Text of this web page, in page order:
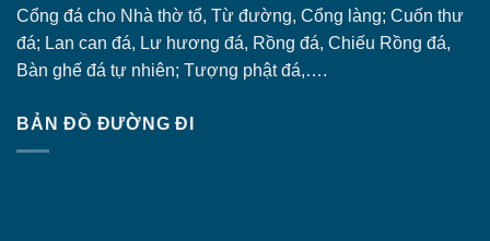
Cổng đá cho Nhà thờ tổ, Từ đường, Cổng làng; Cuốn thư
đá; Lan can đá, Lư hương đá, Rồng đá, Chiếu Rồng đá,
Bàn ghế đá tự nhiên; Tượng phật đá,….
BẢN ĐỒ ĐƯỜNG ĐI